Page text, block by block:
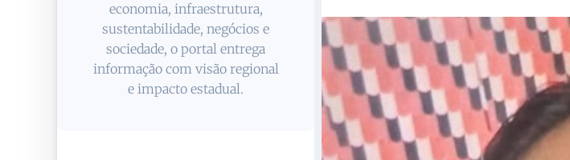
economia, infraestrutura,
sustentabilidade, negócios e
sociedade, o portal entrega
informação com visão regional
e impacto estadual.